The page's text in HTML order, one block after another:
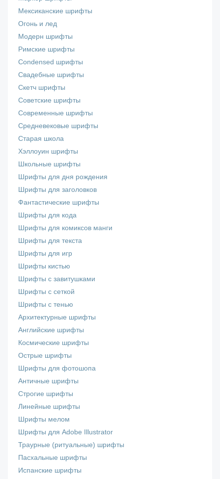
Мексиканские шрифты
Огонь и лед
Модерн шрифты
Римские шрифты
Сondensed шрифты
Свадебные шрифты
Скетч шрифты
Советские шрифты
Современные шрифты
Средневековые шрифты
Старая школа
Хэллоуин шрифты
Школьные шрифты
Шрифты для дня рождения
Шрифты для заголовков
Фантастические шрифты
Шрифты для кода
Шрифты для комиксов манги
Шрифты для текста
Шрифты для игр
Шрифты кистью
Шрифты с завитушками
Шрифты с сеткой
Шрифты с тенью
Архитектурные шрифты
Английские шрифты
Космические шрифты
Острые шрифты
Шрифты для фотошопа
Античные шрифты
Строгие шрифты
Линейные шрифты
Шрифты мелом
Шрифты для Adobe Illustrator
Траурные (ритуальные) шрифты
Пасхальные шрифты
Испанские шрифты